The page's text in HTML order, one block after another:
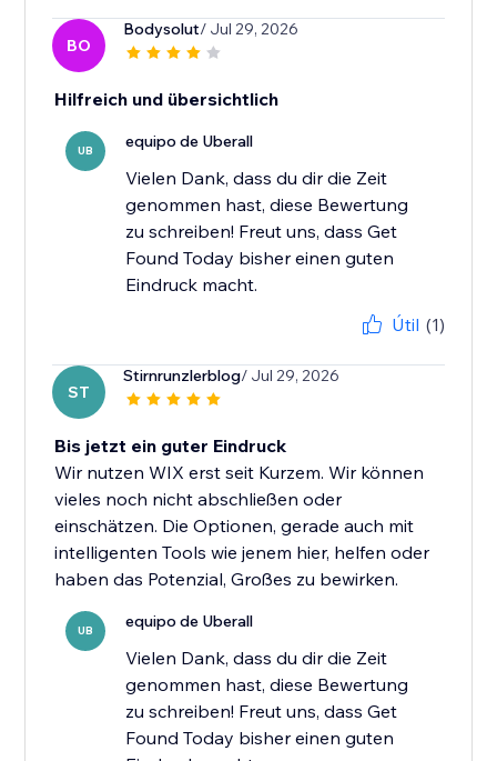
BO
Bodysolut/ Jul 29, 2026
Hilfreich und übersichtlich
UB equipo de Uberall
Vielen Dank, dass du dir die Zeit
genommen hast, diese Bewertung
zu schreiben! Freut uns, dass Get
Found Today bisher einen guten
Eindruck macht.
Útil (1)
ST
Stirnrunzlerblog/ Jul 29, 2026
Bis jetzt ein guter Eindruck
Wir nutzen WIX erst seit Kurzem. Wir können
vieles noch nicht abschließen oder
einschätzen. Die Optionen, gerade auch mit
intelligenten Tools wie jenem hier, helfen oder
haben das Potenzial, Großes zu bewirken.
UB equipo de Uberall
Vielen Dank, dass du dir die Zeit
genommen hast, diese Bewertung
zu schreiben! Freut uns, dass Get
Found Today bisher einen guten